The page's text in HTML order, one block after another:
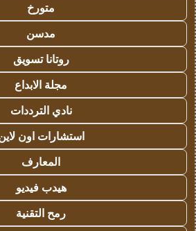
متورخ
مدسن
روتانا تسويق
مجلة الابداع
نادي الترددات
استشارات اون
المعارف
هيدب فيديو
رمح التقنية